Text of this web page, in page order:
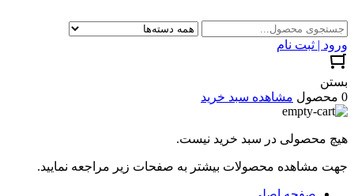
ورود | ثبت نام
بستن
0 محصول
مشاهده سبد خرید
هیچ محصولی در سبد خرید نیست.
جهت مشاهده محصولات بیشتر به صفحات زیر مراجعه نمایید.